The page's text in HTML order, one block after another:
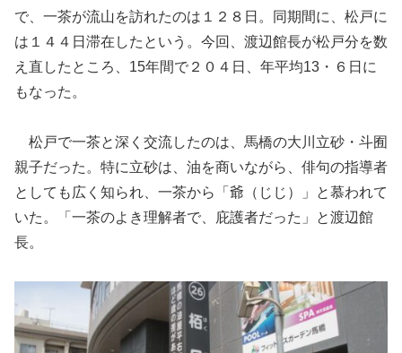
で、一茶が流山を訪れたのは１２８日。同期間に、松戸に
は１４４日滞在したという。今回、渡辺館長が松戸分を数
え直したところ、15年間で２０４日、年平均13・６日に
もなった。
松戸で一茶と深く交流したのは、馬橋の大川立砂・斗囿
親子だった。特に立砂は、油を商いながら、俳句の指導者
としても広く知られ、一茶から「爺（じじ）」と慕われて
いた。「一茶のよき理解者で、庇護者だった」と渡辺館
長。